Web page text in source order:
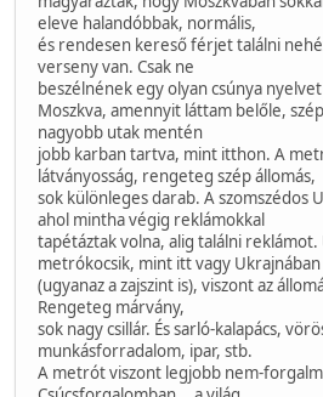
eleve halandóbbak, normális,
és rendesen kereső férjet találni
verseny van. Csak ne
beszélnének egy olyan csúnya nyelvet
Moszkva, amennyit láttam belőle,
nagyobb utak mentén
jobb karban tartva, mint itthon. A
látványosság, rengeteg szép állomás,
sok különleges darab. A szomszédos
ahol mintha végig reklámokkal
tapétáztak volna, alig találni reklámot.
metrókocsik, mint itt vagy Ukrajnában
(ugyanaz a zajszint is), viszont az
Rengeteg márvány,
sok nagy csillár. És sarló-kalapács,
munkásforradalom, ipar, stb.
A metrót viszont legjobb nem-